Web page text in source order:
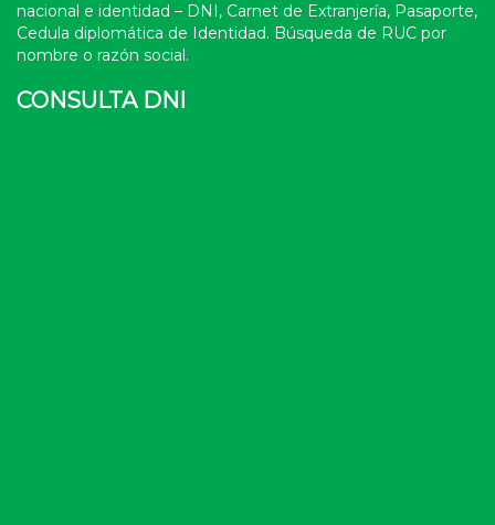
nacional e identidad – DNI, Carnet de Extranjería, Pasaporte,
Cedula diplomática de Identidad. Búsqueda de RUC por
nombre o razón social.
CONSULTA DNI